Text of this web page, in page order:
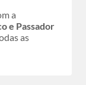
a
e Passador
as